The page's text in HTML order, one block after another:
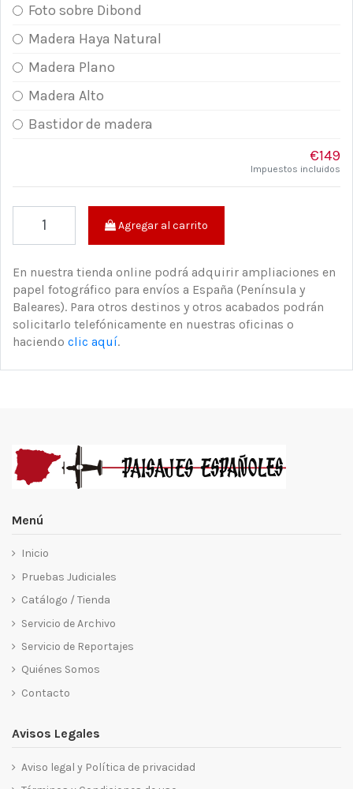
Foto sobre Dibond
Madera Haya Natural
Madera Plano
Madera Alto
Bastidor de madera
€149
Impuestos incluidos
Agregar al carrito
En nuestra tienda online podrá adquirir ampliaciones en
papel fotográfico para envíos a España (Península y
Baleares). Para otros destinos y otros acabados podrán
solicitarlo telefónicamente en nuestras oficinas o
haciendo clic aquí.
Menú
Inicio
Pruebas Judiciales
Catálogo / Tienda
Servicio de Archivo
Servicio de Reportajes
Quiénes Somos
Contacto
Avisos Legales
Aviso legal y Política de privacidad